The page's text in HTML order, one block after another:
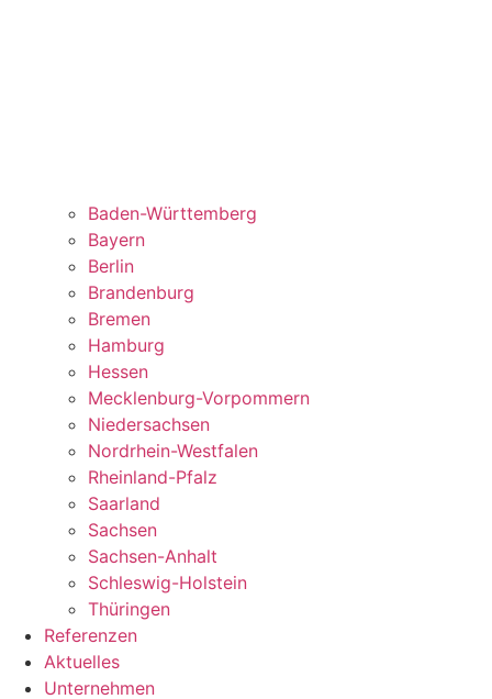
Baden-Württemberg
Bayern
Berlin
Brandenburg
Bremen
Hamburg
Hessen
Mecklenburg-Vorpommern
Niedersachsen
Nordrhein-Westfalen
Rheinland-Pfalz
Saarland
Sachsen
Sachsen-Anhalt
Schleswig-Holstein
Thüringen
Referenzen
Aktuelles
Unternehmen